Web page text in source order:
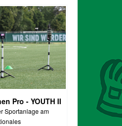
Pro - YOUTH II
Sportanlage am